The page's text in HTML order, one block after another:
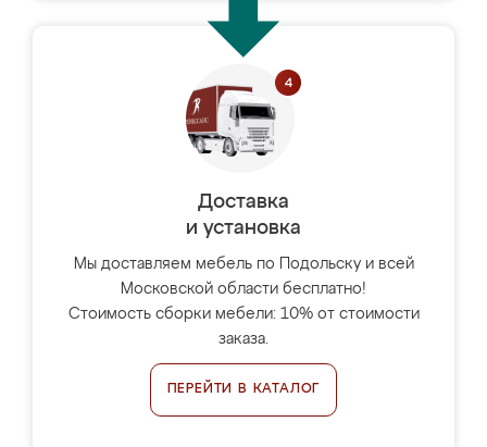
Доставка
и установка
Мы доставляем мебель по Подольску и всей
Московской области бесплатно!
Стоимость сборки мебели: 10% от стоимости
заказа.
ПЕРЕЙТИ В КАТАЛОГ